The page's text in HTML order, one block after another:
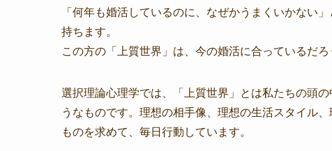
「何年も婚活しているのに、なぜかうまくいかない
持ちます。
この方の「上質世界」は、今の婚活に合っているだろ
選択理論心理学では、「上質世界」とは私たちの頭
うなものです。理想の相手像、理想の生活スタイル
ものを求めて、毎日行動しています。